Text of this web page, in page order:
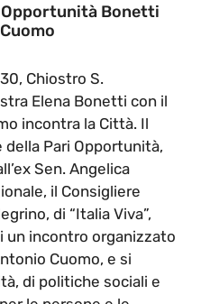
Bonetti
Chiostro S.
Elena Bonetti con il
incontra la Città. Il
della Pari Opportunità,
Sen. Angelica
il Consigliere
di “Italia Viva”,
un incontro organizzato
Cuomo, e si
di politiche sociali e